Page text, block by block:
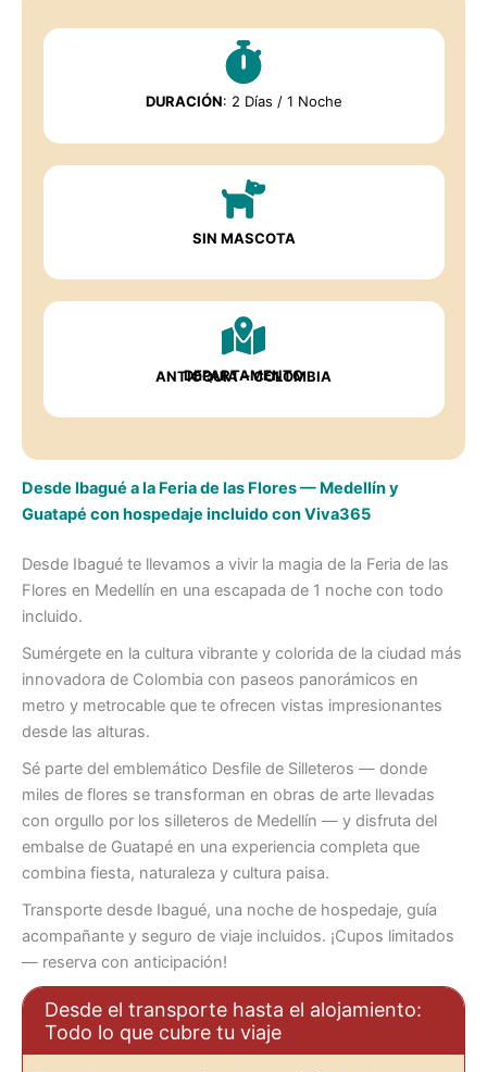
DURACIÓN: 2 Días / 1 Noche
SIN MASCOTA
DEPARTAMENTO
ANTIOQUIA – COLOMBIA
Desde Ibagué a la Feria de las Flores — Medellín y
Guatapé con hospedaje incluido con Viva365
Desde Ibagué te llevamos a vivir la magia de la Feria de las
Flores en Medellín en una escapada de 1 noche con todo
incluido.
Sumérgete en la cultura vibrante y colorida de la ciudad más
innovadora de Colombia con paseos panorámicos en
metro y metrocable que te ofrecen vistas impresionantes
desde las alturas.
Sé parte del emblemático Desfile de Silleteros — donde
miles de flores se transforman en obras de arte llevadas
con orgullo por los silleteros de Medellín — y disfruta del
embalse de Guatapé en una experiencia completa que
combina fiesta, naturaleza y cultura paisa.
Transporte desde Ibagué, una noche de hospedaje, guía
acompañante y seguro de viaje incluidos. ¡Cupos limitados
— reserva con anticipación!
Desde el transporte hasta el alojamiento:
Todo lo que cubre tu viaje